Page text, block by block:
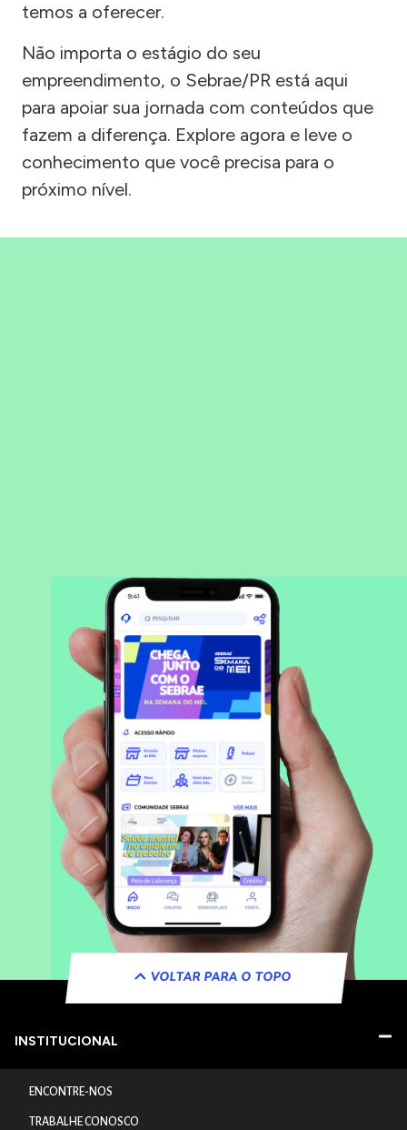
temos a oferecer.
Não importa o estágio do seu
empreendimento, o Sebrae/PR está aqui
para apoiar sua jornada com conteúdos que
fazem a diferença. Explore agora e leve o
conhecimento que você precisa para o
próximo nível.
VOLTAR PARA O TOPO
INSTITUCIONAL
ENCONTRE-NOS
TRABALHE CONOSCO